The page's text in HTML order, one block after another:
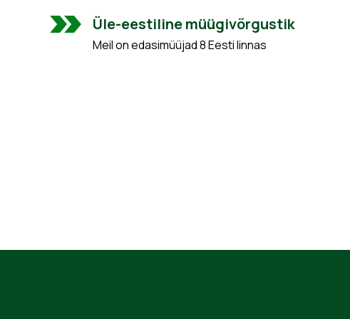
Üle-eestiline müügivõrgustik
Meil on edasimüüjad 8 Eesti linnas